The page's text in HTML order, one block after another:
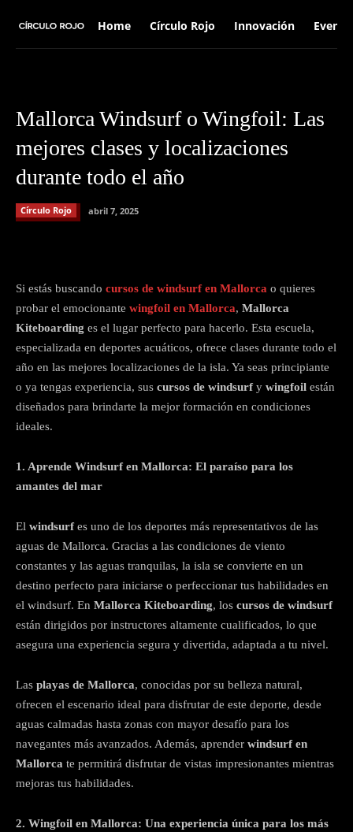
Home Círculo Rojo Innovación
Mallorca Windsurf o Wingfoil: Las
mejores clases y localizaciones
durante todo el año
Círculo Rojo
abril 7, 2025
Si estás buscando cursos de windsurf en Mallorca o quieres
probar el emocionante wingfoil en Mallorca, Mallorca
Kiteboarding es el lugar perfecto para hacerlo. Esta escuela,
especializada en deportes acuáticos, ofrece clases durante todo el
año en las mejores localizaciones de la isla. Ya seas principiante
o ya tengas experiencia, sus cursos de windsurfy wingfoil están
diseñados para brindarte la mejor formación en condiciones
ideales.
1. Aprende Windsurf en Mallorca: El paraíso para los
amantes del mar
El windsurfes uno de los deportes más representativos de las
aguas de Mallorca. Gracias a las condiciones de viento
constantes y las aguas tranquilas, la isla se convierte en un
destino perfecto para iniciarse o perfeccionar tus habilidades en
el windsurf. En Mallorca Kiteboarding, los cursos de windsurf
están dirigidos por instructores altamente cualificados, lo que
asegura una experiencia segura y divertida, adaptada a tu nivel.
Las playas de Mallorca, conocidas por su belleza natural,
ofrecen el escenario ideal para disfrutar de este deporte, desde
aguas calmadas hasta zonas con mayor desafío para los
navegantes más avanzados. Además, aprender windsurf en
Mallorca te permitirá disfrutar de vistas impresionantes mientras
mejoras tus habilidades.
2. Wingfoil en Mallorca: Una experiencia única para los más